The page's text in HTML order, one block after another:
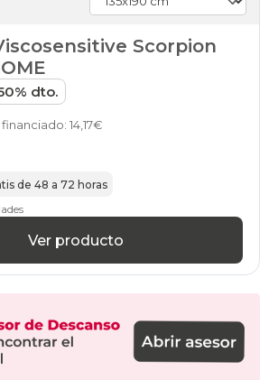
90x210cm-
colchones
colchones
105x190cm
105x200cm
colchones
105x210cm-
especial
especial
colchones
110x180cm-
Scorpion
dto.
14,17€
de 48 a 72 horas
Ver producto